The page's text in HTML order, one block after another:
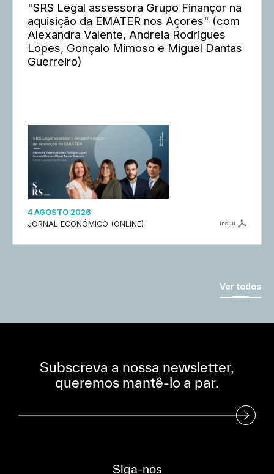
"SRS Legal assessora Grupo Finançor na
aquisição da EMATER nos Açores" (com
Alexandra Valente, Andreia Rodrigues
Lopes, Gonçalo Mimoso e Miguel Dantas
Guerreiro)
4 AGOSTO 2026
JORNAL ECONÓMICO (ONLINE)
inclui
Ver todos
Subscreva a nossa newsletter,
queremos mantê-lo a par.
Subscreva a nossa Newsletter
Siga-nos